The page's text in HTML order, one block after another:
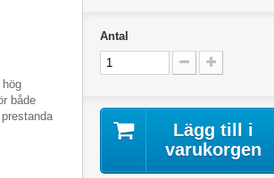
både
Antal
Lägg till i
varukorgen